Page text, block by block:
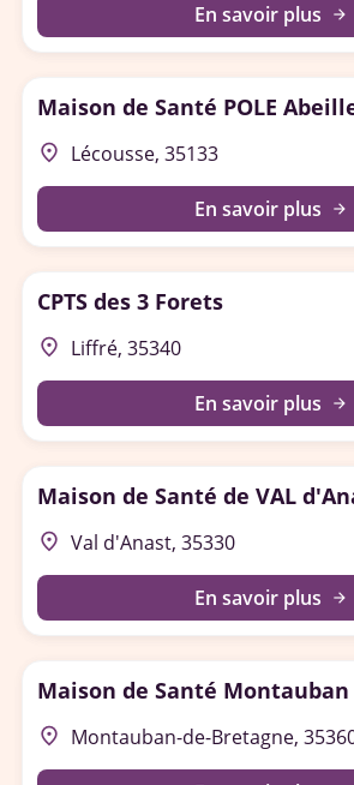
En savoir plus arrow_forward
Maison de Santé POLE
place Lécousse, 35133
En savoir plus arrow_forward
CPTS des 3 Forets
place Liffré, 35340
En savoir plus arrow_forward
Maison de Santé de VAL
place Val d'Anast, 35330
En savoir plus arrow_forward
Maison de Santé
place Montauban-de-Bretagne,